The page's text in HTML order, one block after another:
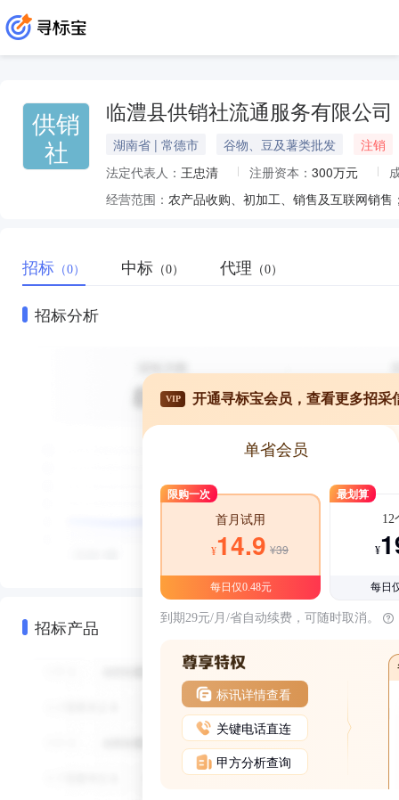
供销
社
临澧县供销社流通服务有限公司
湖南省 | 常德市 谷物、豆及薯类批发
注销
法定代表人： 王忠清 注册资本： 300万元
经营范围：
招标 （0） 中标 （0） 代理 （0）
招标分析
招标产品
VIP 开通寻标宝会员，查看更多招采
单省会员
限购一次
首月试用
¥14.9 ¥39
每日仅0.48元
最划算
12
¥
每日
到期29元/月/省自动续费，可随时取消。
标讯详情查看
关键电话直连
甲方分析查询